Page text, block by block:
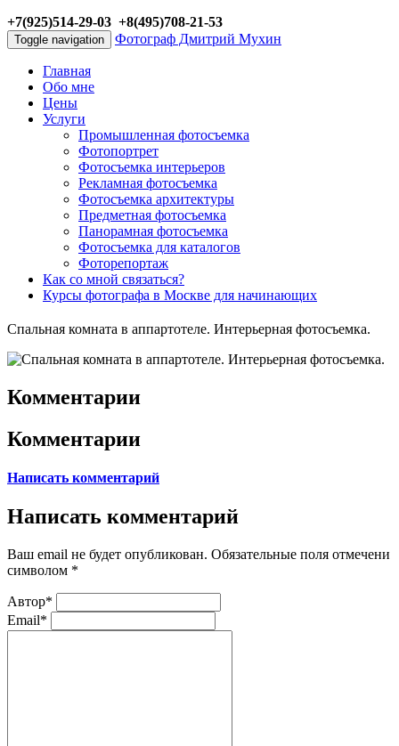
+7(925)514-29-03 +8(495)708-21-53
Toggle navigation Фотограф Дмитрий Мухин
Главная
Обо мне
Цены
Услуги
Промышленная фотосъемка
Фотопортрет
Фотосъемка интерьеров
Рекламная фотосъемка
Фотосъемка архитектуры
Предметная фотосъемка
Панорамная фотосъемка
Фотосъемка для каталогов
Фоторепортаж
Как со мной связаться?
Курсы фотографа в Москве для начинающих
Спальная комната в аппартотеле. Интерьерная фотосъемка.
Комментарии
Комментарии
Написать комментарий
Написать комментарий
Ваш email не будет опубликован. Обязательные поля отмечени
символом *
Автор*
Email*